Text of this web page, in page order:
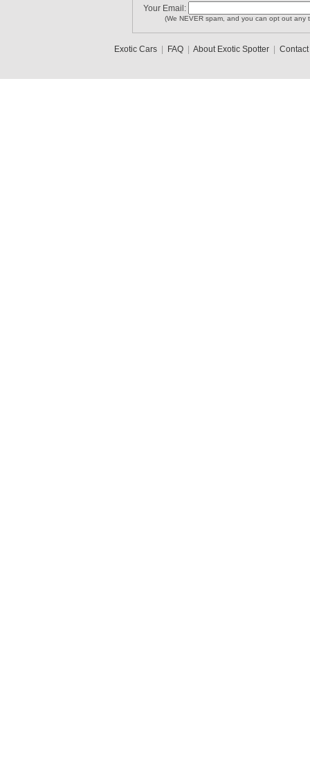
Your Email:
(We NEVER spam, and you can opt out any
Exotic Cars| FAQ| About Exotic Spotter| Contact